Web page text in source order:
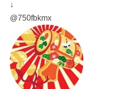
↓
@750fbkmx